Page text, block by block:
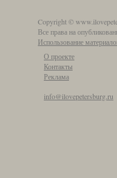
Copyright ©
Все права на
Использование
О проекте
Контакты
Реклама
info@ilovepetersburg.ru